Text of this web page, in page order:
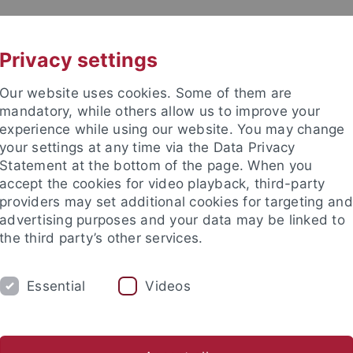
STUDIUM FORSCHUNG
Regelungen für Hausarbeiten und sonstige
Privacy settings
Our website uses cookies. Some of them are
mandatory, while others allow us to improve your
experience while using our website. You may change
your settings at any time via the Data Privacy
Statement at the bottom of the page. When you
accept the cookies for video playback, third-party
providers may set additional cookies for targeting and
advertising purposes and your data may be linked to
the third party’s other services.
Essential Videos